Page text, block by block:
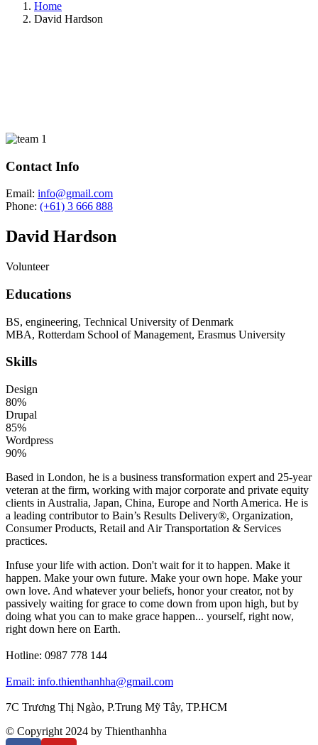
Home
David Hardson
Contact Info
Email: info@gmail.com
Phone: (+61) 3 666 888
David Hardson
Volunteer
Educations
BS, engineering, Technical University of Denmark
MBA, Rotterdam School of Management, Erasmus University
Skills
Design
80%
Drupal
85%
Wordpress
90%
Based in London, he is a business transformation expert and 25-year
veteran at the firm, working with major corporate and private equity
clients in Australia, Japan, China, Europe and North America. He is
a leading contributor to Bain’s Results Delivery®, Organization,
Consumer Products, Retail and Air Transportation & Services
practices.
Infuse your life with action. Don't wait for it to happen. Make it
happen. Make your own future. Make your own hope. Make your
own love. And whatever your beliefs, honor your creator, not by
passively waiting for grace to come down from upon high, but by
doing what you can to make grace happen... yourself, right now,
right down here on Earth.
Hotline: 0987 778 144
Email: info.thienthanhha@gmail.com
7C Trương Thị Ngào, P.Trung Mỹ Tây, TP.HCM
© Copyright 2024 by Thienthanhha